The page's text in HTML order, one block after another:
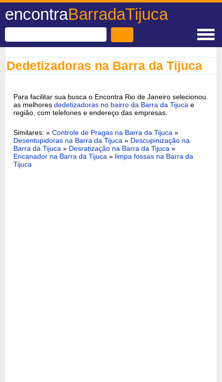
encontraBarradaTijuca
Dedetizadoras na Barra da Tijuca
Para facilitar sua busca o Encontra Rio de Janeiro selecionou
as melhoresdedetizadoras no bairro da Barra da Tijuca e
região, com telefones e endereço das empresas.
Similares: »Controle de Pragas na Barra da Tijuca »
Desentupidoras na Barra da Tijuca » Descupinização na
Barra da Tijuca » Desratização na Barra da Tijuca »
Encanador na Barra da Tijuca » limpa fossas na Barra da
Tijuca